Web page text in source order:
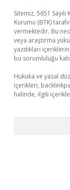
Sitemiz, 5651
Kurumu (BTK)
vermektedir. Bu
veya araştırma
yazdıkları
bu sorumluluğu
Hukuka ve yasal
içerikleri,
halinde, ilgili